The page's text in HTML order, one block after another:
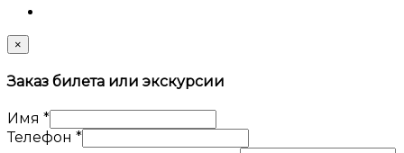
×
Заказ билета или экскурсии
Имя *
Телефон *